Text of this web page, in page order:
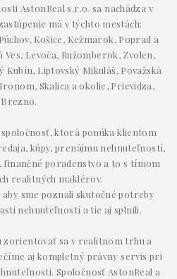
AstonReal s.r.o. sa nachádza v
má v týchto mestách:
Košice, Kežmarok, Poprad a
Ves, Levoča, Ružomberok, Zvolen,
Liptovský Mikuláš, Považská
Skalica a okolie, Prievidza,
Brezno.
ktorá ponúka klientom
kúpy, prenájmu nehnuteľností,
poradenstvo a to s tímom
realitných maklérov.
aby sme poznali skutočné potreby
nehnuteľností a tie aj splnili.
zorientovať sa v realitnom trhu a
aj kompletný právny servis pri
Spoločnosť AstonReal a